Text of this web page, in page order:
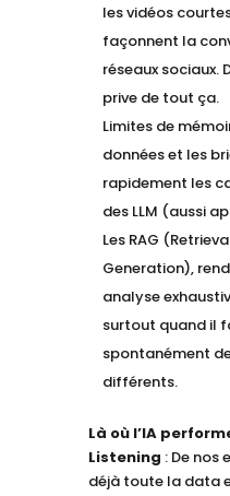
les vidéos
façonnent la
réseaux sociaux.
prive de tout ça.
Limites de
données et les
rapidement les
des LLM (aussi
Les RAG
Generation),
analyse
surtout quand il
spontanément
différents.
Là où l’IA
Listening : De nos
déjà toute la data